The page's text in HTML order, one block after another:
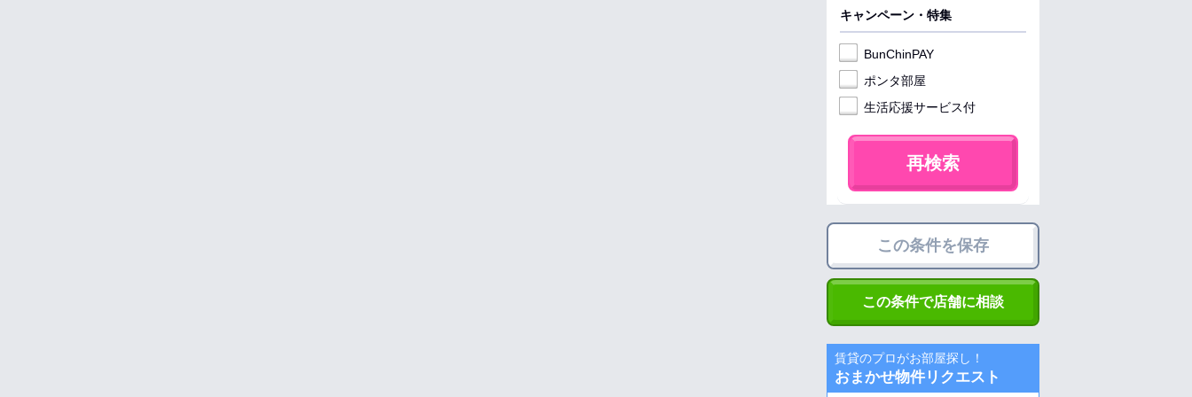
キャンペーン・特集
BunChinPAY
ポンタ部屋
生活応援サービス付
再検索
この条件を保存
この条件で店舗に相談
賃貸のプロがお部屋探し！
おまかせ物件リクエスト